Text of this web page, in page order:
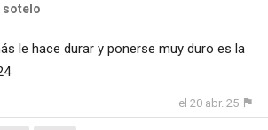
sotelo
le hace durar y ponerse muy duro es la
el 20 abr. 25